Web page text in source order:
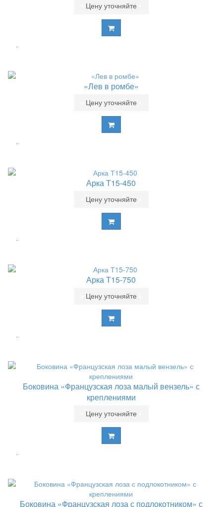
Цену уточняйте
..
«Лев в ромбе»
Цену уточняйте
..
Арка Т15-450
Цену уточняйте
..
Арка Т15-750
Цену уточняйте
..
Боковина «Французская лоза малый вензель» с
креплениями
Цену уточняйте
..
Боковина «Французская лоза с подлокотником» с